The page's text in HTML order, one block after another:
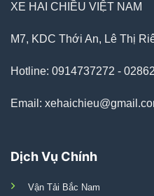
XE HAI CHIỀU VIỆT NAM
M7, KDC Thới An, Lê Thị
Hotline: 0914737272 -
Email:
Dịch Vụ Chính
Vận Tải Bắc Nam